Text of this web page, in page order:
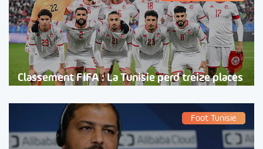
Classement FIFA : La Tunisie perd treize places
Foot Tunisie